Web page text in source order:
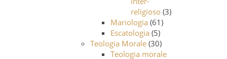
religioso(3)
Mariologia (61)
Escatologia (5)
Teologia Morale(30)
Teologia morale